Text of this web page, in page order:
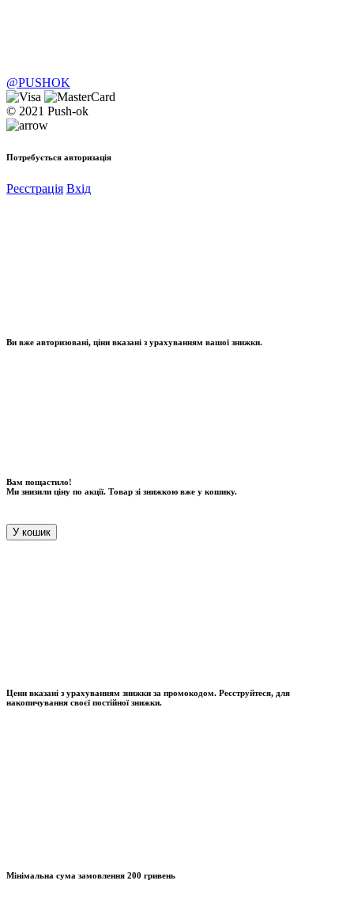
@PUSHOK
© 2021 Push-ok
Потребується авторизація
Реєстрація Вхід
Ви вже авторизовані, ціни вказані з урахуванням вашої знижки.
Вам пощастило!
Ми знизили ціну по акції. Товар зі знижкою вже у кошику.
У кошик
Цени вказані з урахуванням знижки за промокодом. Реєструйтеся, для
накопичування своєї постійної знижки.
Мінімальна сума замовлення 200 гривень